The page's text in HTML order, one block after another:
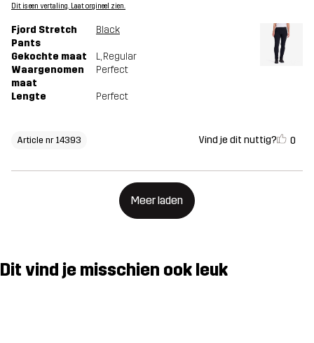
Dit is een vertaling. Laat orgineel zien.
Fjord Stretch
Pants
Black
Gekochte maat L, Regular
Waargenomen
maat
Perfect
Lengte Perfect
Article nr 14393 Vind je dit nuttig? 0
Meer laden
Dit vind je misschien ook leuk